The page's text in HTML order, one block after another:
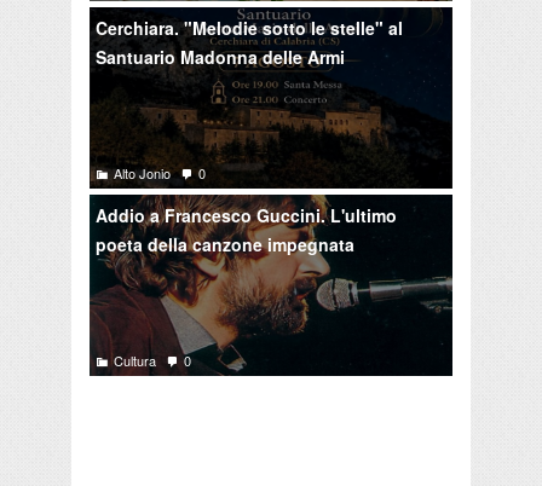
Cerchiara. "Melodie sotto le stelle" al
Santuario Madonna delle Armi
Alto Jonio 0
Addio a Francesco Guccini. L'ultimo
poeta della canzone impegnata
Cultura 0